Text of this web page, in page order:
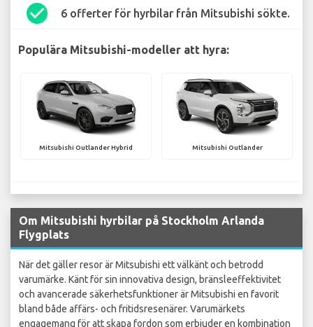
check_circle 6 offerter för hyrbilar från Mitsubishi sökte.
Populära Mitsubishi-modeller att hyra:
Mitsubishi Outlander Hybrid Mitsubishi Outlander
Om Mitsubishi hyrbilar på Stockholm Arlanda
Flygplats
När det gäller resor är Mitsubishi ett välkänt och betrodd
varumärke. Känt för sin innovativa design, bränsleeffektivitet
och avancerade säkerhetsfunktioner är Mitsubishi en favorit
bland både affärs- och fritidsresenärer. Varumärkets
engagemang för att skapa fordon som erbjuder en kombination